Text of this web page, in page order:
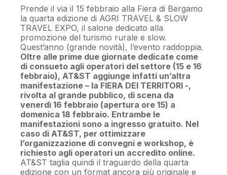
Prende il via il 15 febbraio alla Fiera di Bergamo
la quarta edizione di AGRI TRAVEL & SLOW
TRAVEL EXPO, il salone dedicato alla
promozione del turismo rurale e slow.
Quest’anno (grande novità), l’evento raddoppia.
Oltre alle prime due giornate dedicate come
di consueto agli operatori del settore (15 e 16
febbraio), AT&ST aggiunge infatti un’altra
manifestazione – la FIERA DEI TERRITORI -,
rivolta al grande pubblico, di scena da
venerdì 16 febbraio (apertura ore 15) a
domenica 18 febbraio. Entrambe le
manifestazioni sono a ingresso gratuito. Nel
caso di AT&ST, per ottimizzare
l’organizzazione di convegni e workshop, è
richiesto agli operatori un accredito online.
AT&ST taglia quindi il traguardo della quarta
edizione con un format ancora più originale e